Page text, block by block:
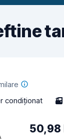
condiționat 3
50,98